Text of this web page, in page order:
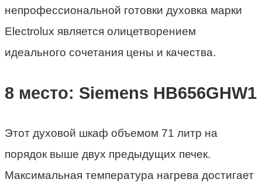
непрофессиональной готовки духовка марки
Electrolux является олицетворением
идеального сочетания цены и качества.
8 место: Siemens HB656GHW1
Этот духовой шкаф объемом 71 литр на
порядок выше двух предыдущих печек.
Максимальная температура нагрева достигает